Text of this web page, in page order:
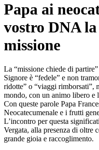
Papa ai
vostro DNA
missione
La “missione chiede di
Signore è “fedele” e non
ridotte” o “viaggi rimborsati”,
mondo, con un animo libero e
Con queste parole Papa
Neocatecumenale e i frutti
L’incontro per questa
Vergata, alla presenza di oltre
grande gioia e raccoglimento.